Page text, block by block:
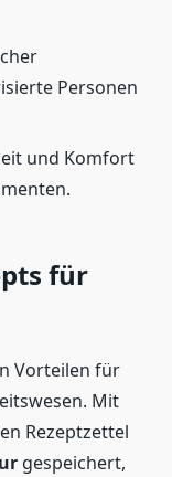
Personen
und Komfort
für
Vorteilen für
Mit
Rezeptzettel
gespeichert,